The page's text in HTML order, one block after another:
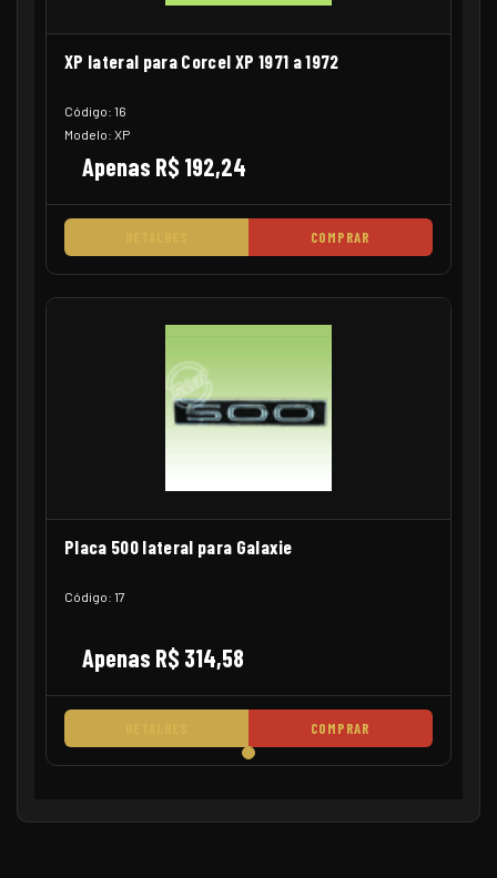
XP lateral para Corcel XP 1971 a 1972
Código: 16
Modelo: XP
Apenas R$ 192,24
COMPRAR
Placa 500 lateral para Galaxie
Código: 17
Apenas R$ 314,58
COMPRAR